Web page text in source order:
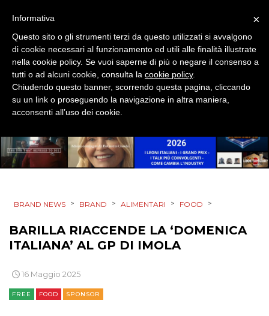
NORMATIVE
TREND
CASE HISTORY
OPINIONI
BRAND NEWS > BRAND > ALIMENTARI > FOOD >
BARILLA RIACCENDE LA ‘DOMENICA
ITALIANA’ AL GP DI IMOLA
16 Maggio 2025
FREE FOOD SPONSOR
×
Informativa
Questo sito o gli strumenti terzi da questo utilizzati si avvalgono
di cookie necessari al funzionamento ed utili alle finalità illustrate
nella cookie policy. Se vuoi saperne di più o negare il consenso a
tutti o ad alcuni cookie, consulta la cookie policy.
Chiudendo questo banner, scorrendo questa pagina, cliccando
su un link o proseguendo la navigazione in altra maniera,
acconsenti all’uso dei cookie.